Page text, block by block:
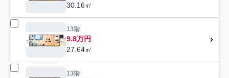
30.16㎡
13階
9.8万円
27.64㎡
13階